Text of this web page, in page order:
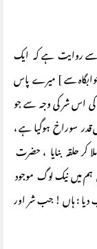
سے روایت ہے کہ ایک
سے ] میرے پاس
کی اس شر کی وجہ سے جو
سوراخ ہوگیا ہے ،
حلقہ بنایا ، حضرت
میں نیک لوگ موجود
: ہاں ! جب شر اور